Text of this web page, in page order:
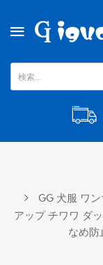
GG 犬服 ワ
アップ チワワ ダ
なめ